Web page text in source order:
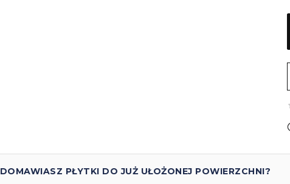
PŁYTKI DO JUŻ UŁOŻONEJ POWIERZCHNI?